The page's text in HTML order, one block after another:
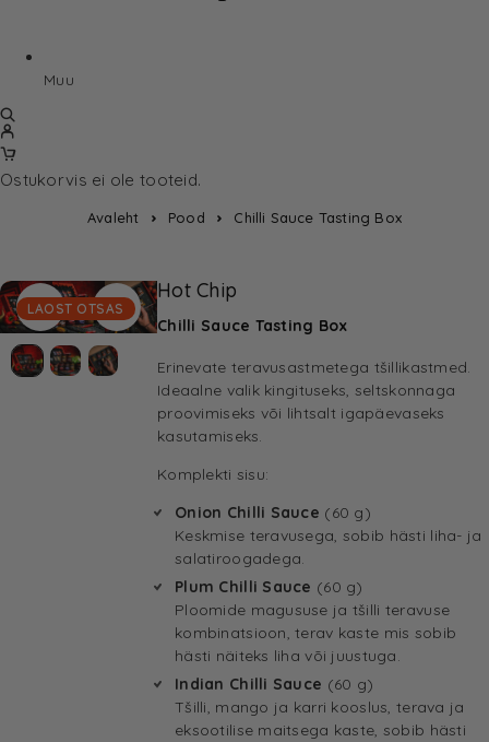
Muu
Ostukorvis ei ole tooteid.
Avaleht Pood Chilli Sauce Tasting Box
LAOST OTSAS
Hot Chip
Chilli Sauce Tasting Box
Erinevate teravusastmetega tšillikastmed.
Ideaalne valik kingituseks, seltskonnaga
proovimiseks või lihtsalt igapäevaseks
kasutamiseks.
Komplekti sisu:
Onion Chilli Sauce (60 g)
Keskmise teravusega, sobib hästi liha- ja
salatiroogadega.
Plum Chilli Sauce (60 g)
Ploomide magususe ja tšilli teravuse
kombinatsioon, terav kaste mis sobib
hästi näiteks liha või juustuga.
Indian Chilli Sauce (60 g)
Tšilli, mango ja karri kooslus, terava ja
eksootilise maitsega kaste, sobib hästi